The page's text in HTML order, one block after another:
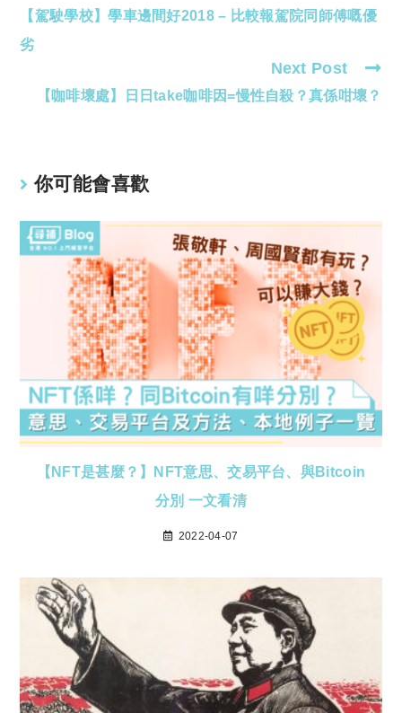
more
articles
【駕駛學校】學車邊間好2018 – 比較報駕院同師傅嘅優
劣
Next Post
【咖啡壞處】日日take咖啡因=慢性自殺？真係咁壞？
你可能會喜歡
【NFT是甚麼？】NFT意思、交易平台、與Bitcoin
分別 一文看清
2022-04-07